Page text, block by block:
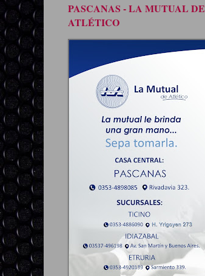
PASCANAS - LA MUTUAL DE
ATLÉTICO